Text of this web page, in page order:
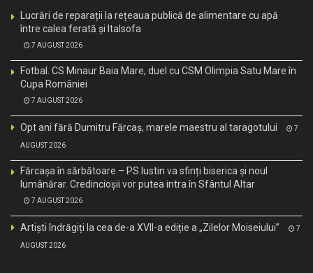
Lucrări de reparații la rețeaua publică de alimentare cu apă
între calea ferată și Italsofa
7 AUGUST 2026
Fotbal. CS Minaur Baia Mare, duel cu CSM Olimpia Satu Mare în
Cupa României
7 AUGUST 2026
Opt ani fără Dumitru Fărcaș, marele maestru al taragotului 7
AUGUST 2026
Fărcașa în sărbătoare – PS Iustin va sfinți biserica și noul
lumânărar. Credincioșii vor putea intra în Sfântul Altar
7 AUGUST 2026
Artiști îndrăgiți la cea de-a XVII-a ediție a „Zilelor Moiseiului” 7
AUGUST 2026